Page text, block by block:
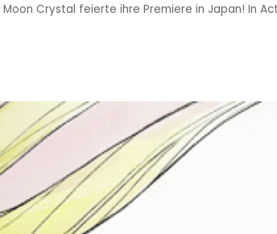
Crystal feierte ihre Premiere in Japan! In